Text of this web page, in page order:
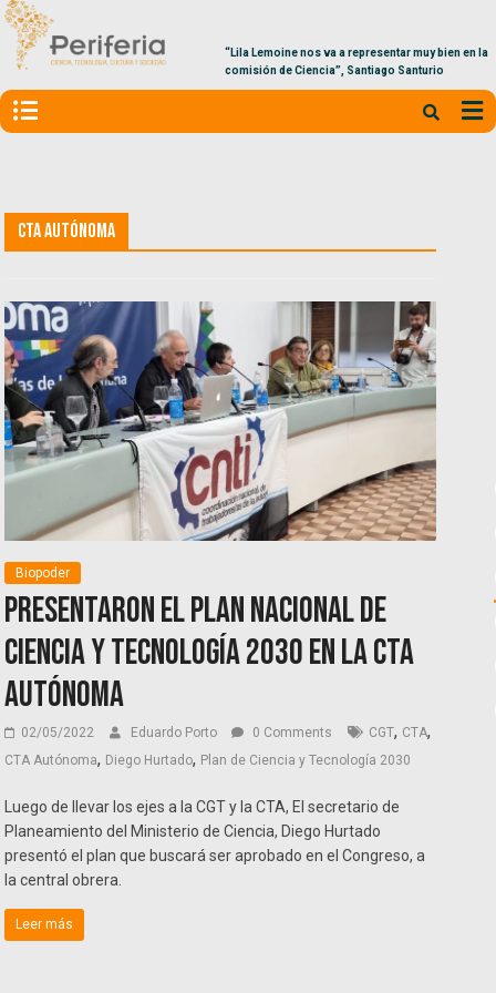
“Lila Lemoine nos va a representar muy bien en la
comisión de Ciencia”, Santiago Santurio
CTA Autónoma
Biopoder
Presentaron el Plan Nacional de
Ciencia y Tecnología 2030 en la CTA
Autónoma
02/05/2022 Eduardo Porto 0 Comments CGT, CTA,
CTA Autónoma, Diego Hurtado, Plan de Ciencia y Tecnología 2030
Luego de llevar los ejes a la CGT y la CTA, El secretario de
Planeamiento del Ministerio de Ciencia, Diego Hurtado
presentó el plan que buscará ser aprobado en el Congreso, a
la central obrera.
Leer más